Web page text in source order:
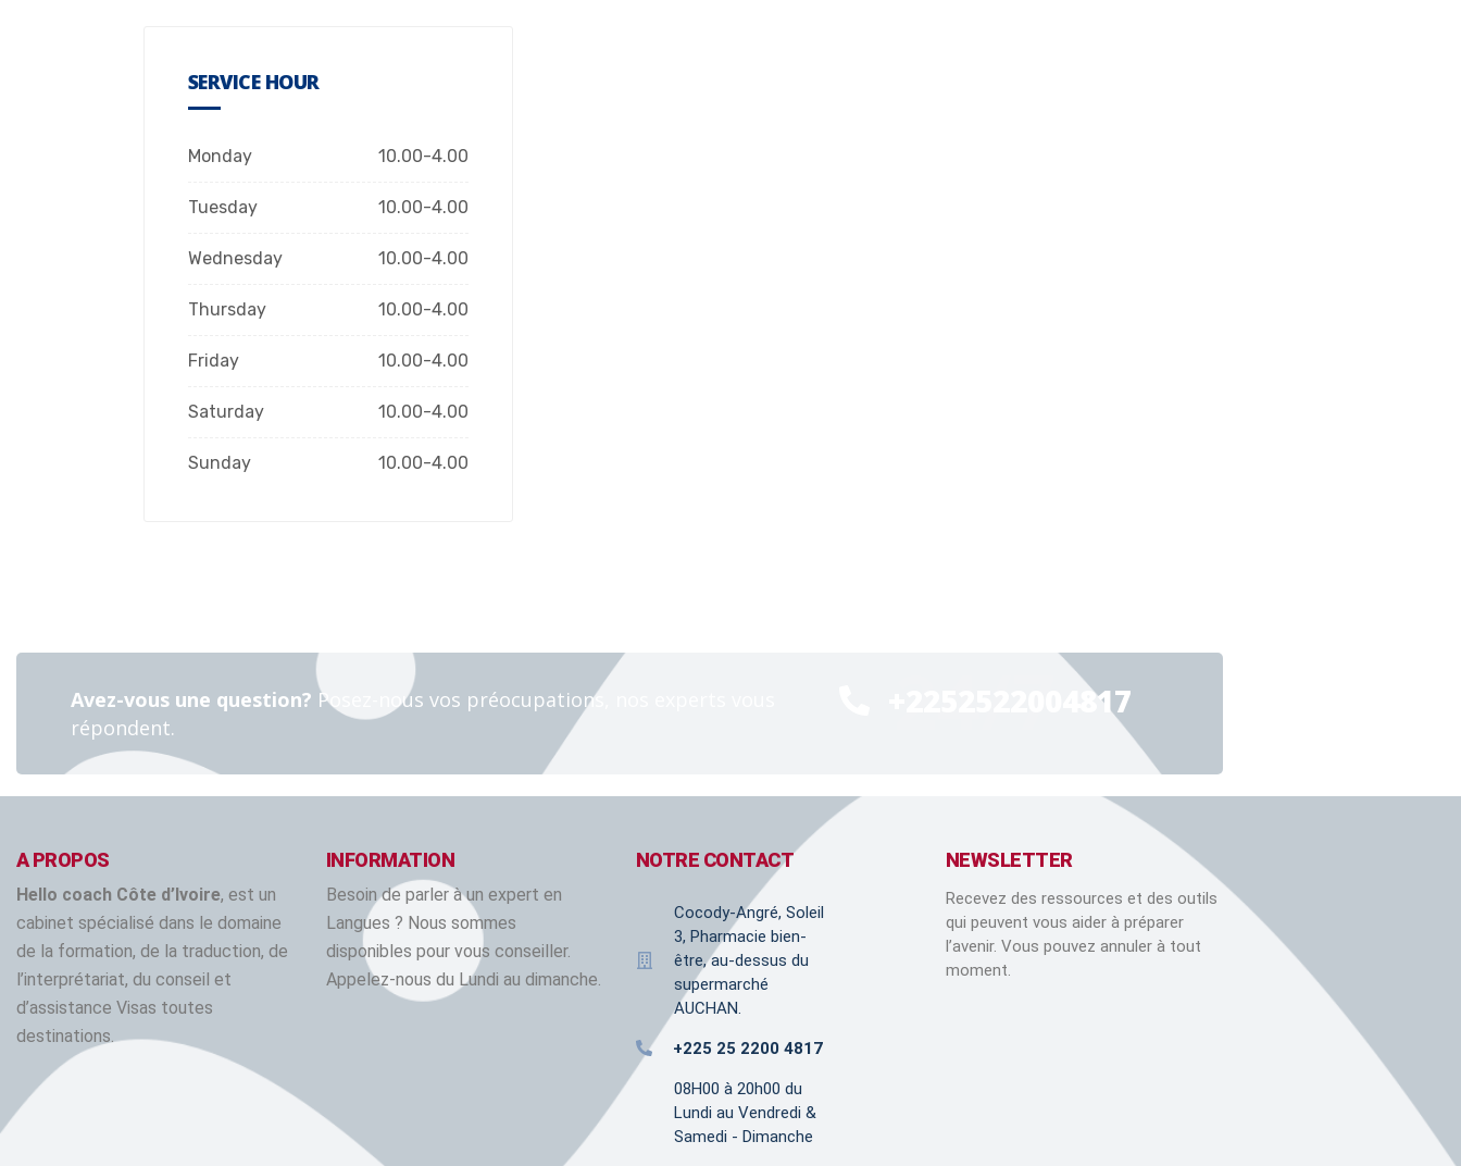
SERVICE HOUR
Monday 10.00-4.00
Tuesday 10.00-4.00
Wednesday 10.00-4.00
Thursday 10.00-4.00
Friday 10.00-4.00
Saturday 10.00-4.00
Sunday 10.00-4.00
Avez-vous une question? Posez-nous vos préocupations, nos experts vous
répondent.
+2252522004817
A PROPOS
Hello coach Côte d’Ivoire, est un
cabinet spécialisé dans le domaine
de la formation, de la traduction, de
l’interprétariat, du conseil et
d’assistance Visas toutes
destinations.
INFORMATION
Besoin de parler à un expert en
Langues ? Nous sommes
disponibles pour vous conseiller.
Appelez-nous du Lundi au dimanche.
NOTRE CONTACT
Cocody-Angré, Soleil
3, Pharmacie bien-
être, au-dessus du
supermarché
AUCHAN.
+225 25 2200 4817
08H00 à 20h00 du
Lundi au Vendredi &
Samedi - Dimanche
NEWSLETTER
Recevez des ressources et des outils
qui peuvent vous aider à préparer
l’avenir. Vous pouvez annuler à tout
moment.